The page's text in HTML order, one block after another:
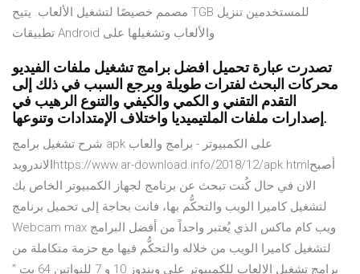
مصمم خصيصًا لتشغيل الألعاب. يتيح TGB للمستخدمين تنزيل
تصدرت عبارة تحميل افضل برامج تشغيل ملفات الفيديو
محركات البحث لفترات طويلة ويرجع السبب في ذلك إلى
التقدم التقني و الكمي والكيفي والتنوع الرهيب في
إصدارات ملفات الملتيميديا واختلاف الإمتدادات وتنوعها.
شرح تشغيل برامج apk على الكمبيوتر - برامج والعاب
الاندرويدhttps://www.ar-download.info/2018/12/apk.htmlأصبح
الان في حال كُنت تبحث عن برنامج لجهاز الكمبيوتر الخاص بك
لتشغيل كاميرا الويب والتحكُّم بها، فانت بحاجة إلى تحميل برنامج
Webcam max ويب كام ماكس الذي يُعتبر واحداً من أفضل البرامج
لتشغيل كاميرا الويب من خلاله والتحكُّم فيها مع حزمة متكاملة من
برامج تشغيل الالعاب للكمبيوتر على ويندوز 10 و 7 للنواتين 64 بت ”